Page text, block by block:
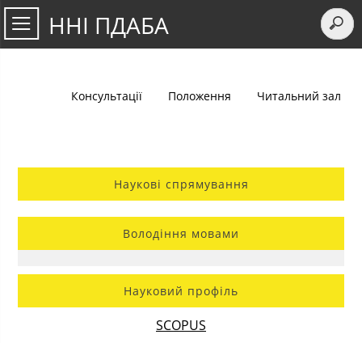
ННІ ПДАБА
Консультації Положення Читальний зал
Наукові спрямування
Володіння мовами
Науковий профіль
SCOPUS